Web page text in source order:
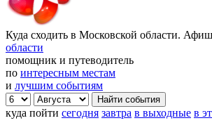
Куда сходить в Московской области.
области
помощник и путеводитель
по интересным местам
и лучшим событиям
куда пойти сегодня завтра в выходные в